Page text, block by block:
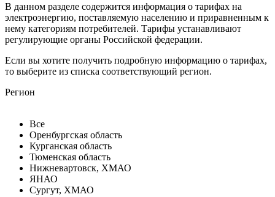
В данном разделе содержится информация о тарифах на
электроэнергию, поставляемую населению и приравненным к
нему категориям потребителей. Тарифы устанавливают
регулирующие органы Российской федерации.
Если вы хотите получить подробную информацию о тарифах,
то выберите из списка соответствующий регион.
Регион
Все
Оренбургская область
Курганская область
Тюменская область
Нижневартовск, ХМАО
ЯНАО
Сургут, ХМАО